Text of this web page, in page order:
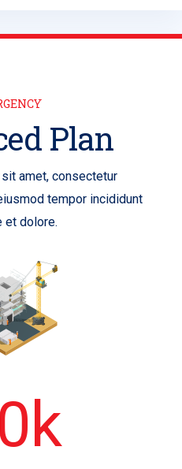
Plan
amet, consectetur
tempor incididunt
et dolore.